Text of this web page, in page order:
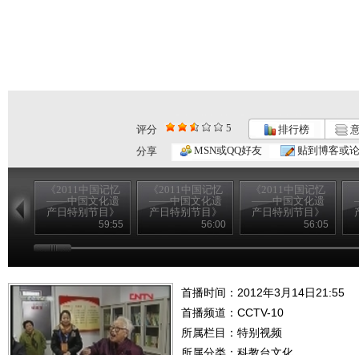
评分 5 排行榜
分享
MSN或QQ好友 贴到博客或
《2011中国记忆
——中国文化遗
产日特别节目》
20110611 （一）
59:55
《2011中国记忆
——中国文化遗
产日特别节目》
20110611 （二）
56:00
《2011中国记忆
——中国文化遗
产日特别节目》
20110611 （三）
56:05
首播时间：2012年3月14日21:55
首播频道： CCTV-10
所属栏目： 特别视频